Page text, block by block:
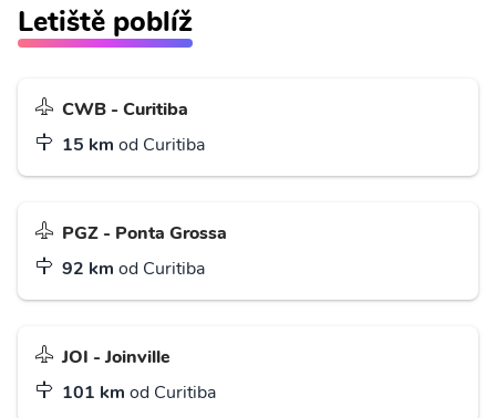
Letiště poblíž
CWB - Curitiba
15 km od Curitiba
PGZ - Ponta Grossa
92 km od Curitiba
JOI - Joinville
101 km od Curitiba